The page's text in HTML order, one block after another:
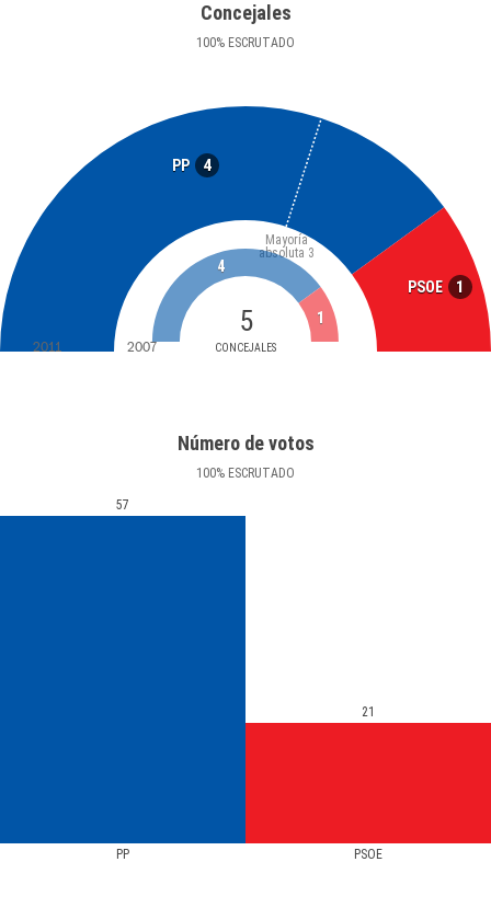
Concejales
100% ESCRUTADO
PP 4
PSOE 1
5
CONCEJALES
Mayoría
absoluta 3
4
1
2011 2007
Número de votos
100% ESCRUTADO
PP PSOE
57
21